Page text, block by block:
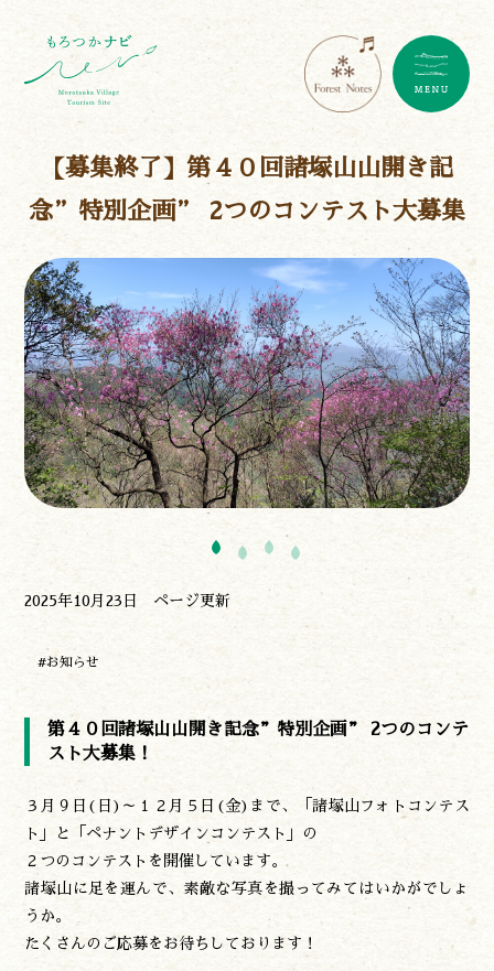
【募集終了】第４０回諸塚山山開き記
念”特別企画” 2つのコンテスト大募集
2025年10月23日 ページ更新
#お知らせ
第４０回諸塚山山開き記念”特別企画” 2つのコンテ
スト大募集！
３月９日(日)～１２月５日(金)まで、「諸塚山フォトコンテス
ト」と「ペナントデザインコンテスト」の
２つのコンテストを開催しています。
諸塚山に足を運んで、素敵な写真を撮ってみてはいかがでしょ
うか。
たくさんのご応募をお待ちしております！